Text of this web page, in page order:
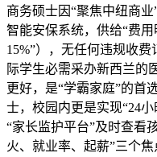
商务硕士因“聚焦中纽商
智能安保系统，供给“费
15%”），无任何违规收
际学生必需采办新西兰
更好，是“学霸家庭”的首
士，校园内更是实现“24
“家长监护平台”及时查看
火、就业率、起薪”三个